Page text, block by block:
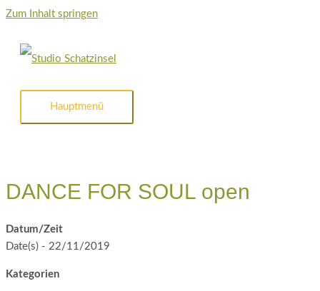
Zum Inhalt springen
Hauptmenü
DANCE FOR SOUL open
Datum/Zeit
Date(s) - 22/11/2019
Kategorien